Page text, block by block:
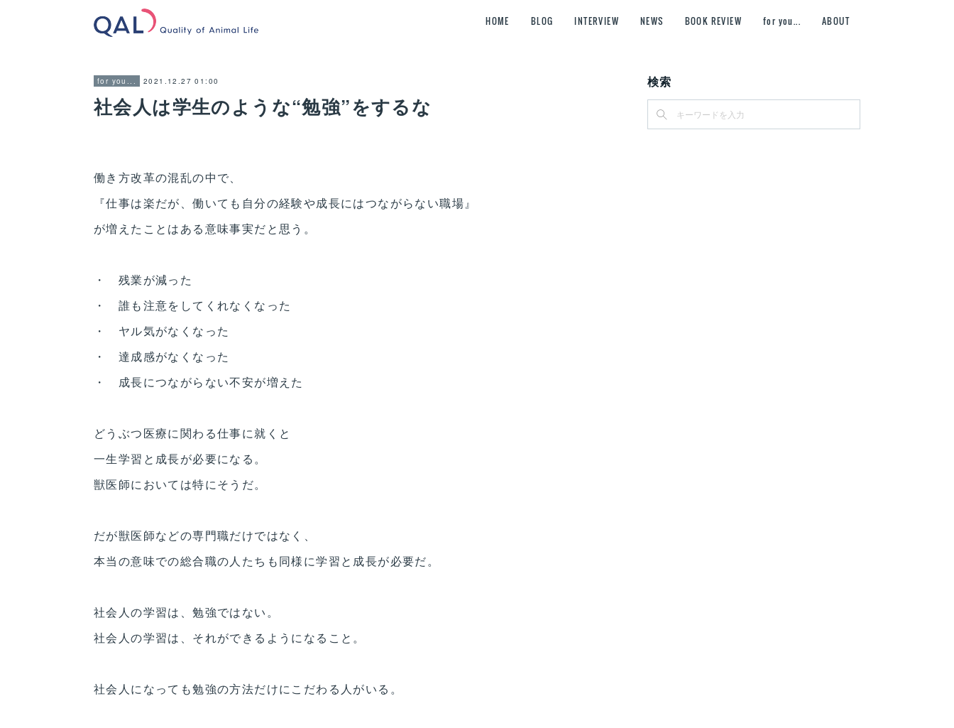
HOME BLOG INTERVIEW NEWS BOOK REVIEW for you... ABOUT
for you... 2021.12.27 01:00
社会人は学生のような“勉強”をするな
働き方改革の混乱の中で、
『仕事は楽だが、働いても自分の経験や成長にはつながらない職場』
が増えたことはある意味事実だと思う。
・ 残業が減った
・ 誰も注意をしてくれなくなった
・ ヤル気がなくなった
・ 達成感がなくなった
・ 成長につながらない不安が増えた
どうぶつ医療に関わる仕事に就くと
一生学習と成長が必要になる。
獣医師においては特にそうだ。
だが獣医師などの専門職だけではなく、
本当の意味での総合職の人たちも同様に学習と成長が必要だ。
社会人の学習は、勉強ではない。
社会人の学習は、それができるようになること。
社会人になっても勉強の方法だけにこだわる人がいる。
検索